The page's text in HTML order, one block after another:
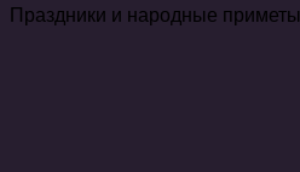
Праздники и народные приметы